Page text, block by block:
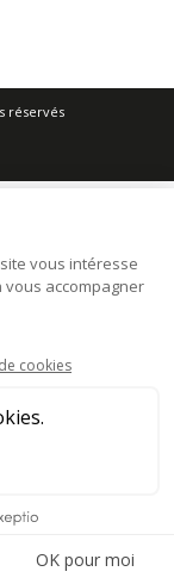
vous intéresse
accompagner
cookies
OK pour moi
réservés